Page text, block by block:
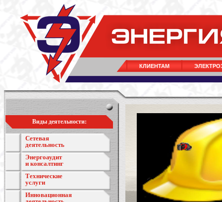
КЛИЕНТАМ
Виды деятельности:
Сетевая
деятельность
Энергоаудит
и консалтинг
Технические
услуги
Инновационная